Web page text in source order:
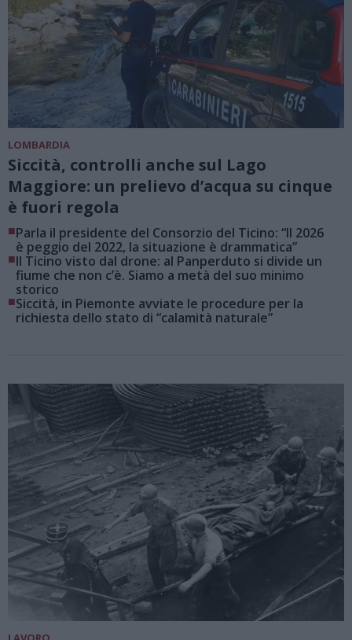
LOMBARDIA
Siccità, controlli anche sul Lago
Maggiore: un prelievo d’acqua su cinque
è fuori regola
■Parla il presidente del Consorzio del Ticino: “Il 2026
è peggio del 2022, la situazione è drammatica”
■Il Ticino visto dal drone: al Panperduto si divide un
fiume che non c’è. Siamo a metà del suo minimo
storico
■Siccità, in Piemonte avviate le procedure per la
richiesta dello stato di “calamità naturale”